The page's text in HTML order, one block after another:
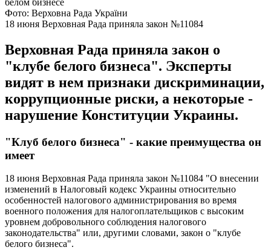
Фото: Верховна Рада України
18 июня Верховная Рада приняла закон №11084
Верховная Рада приняла закон о
"клубе белого бизнеса". Эксперты
видят в нем признаки дискриминации,
коррупционные риски, а некоторые -
нарушение Конституции Украины.
"Клуб белого бизнеса" - какие преимущества он
имеет
18 июня Верховная Рада приняла закон №11084 "О внесении
изменений в Налоговый кодекс Украины относительно
особенностей налогового администрирования во время
военного положения для налогоплательщиков с высоким
уровнем добровольного соблюдения налогового
законодательства" или, другими словами, закон о "клубе
белого бизнеса".